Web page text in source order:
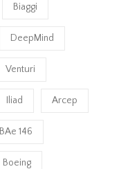
Biaggi
DeepMind
Venturi
Iliad Arcep
BAe 146
Boeing